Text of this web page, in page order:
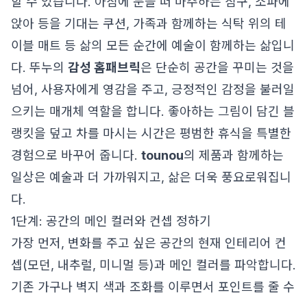
앉아 등을 기대는 쿠션, 가족과 함께하는 식탁 위의 테
이블 매트 등 삶의 모든 순간에 예술이 함께하는 삶입니
다. 뚜누의 감성 홈패브릭은 단순히 공간을 꾸미는 것을
넘어, 사용자에게 영감을 주고, 긍정적인 감정을 불러일
으키는 매개체 역할을 합니다. 좋아하는 그림이 담긴 블
랭킷을 덮고 차를 마시는 시간은 평범한 휴식을 특별한
경험으로 바꾸어 줍니다. tounou의 제품과 함께하는
일상은 예술과 더 가까워지고, 삶은 더욱 풍요로워집니
다.
1단계: 공간의 메인 컬러와 컨셉 정하기
가장 먼저, 변화를 주고 싶은 공간의 현재 인테리어 컨
셉(모던, 내추럴, 미니멀 등)과 메인 컬러를 파악합니다.
기존 가구나 벽지 색과 조화를 이루면서 포인트를 줄 수